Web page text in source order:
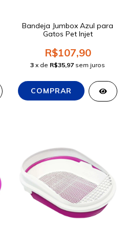
Bandeja Jumbox Azul para
Gatos Pet Injet
R$107,90
3 x de R$35,97 sem juros